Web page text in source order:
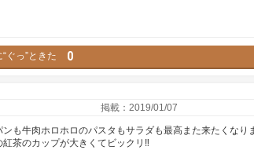
ぐっ”ときた 0
掲載：2019/01/07
も牛肉ホロホロのパスタもサラダも最高また来たくなり
茶のカップが大きくてビックリ‼️